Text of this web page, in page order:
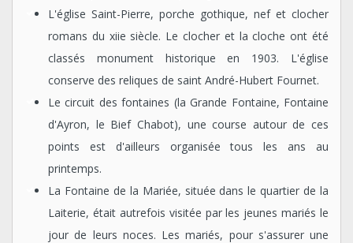
L'église Saint-Pierre, porche gothique, nef et clocher
romans du xiie siècle. Le clocher et la cloche ont été
classés monument historique en 1903. L'église
conserve des reliques de saint André-Hubert Fournet.
Le circuit des fontaines (la Grande Fontaine, Fontaine
d'Ayron, le Bief Chabot), une course autour de ces
points est d'ailleurs organisée tous les ans au
printemps.
La Fontaine de la Mariée, située dans le quartier de la
Laiterie, était autrefois visitée par les jeunes mariés le
jour de leurs noces. Les mariés, pour s'assurer une